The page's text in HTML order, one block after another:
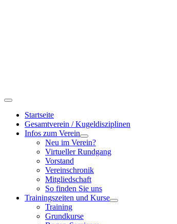
Startseite
Gesamtverein / Kugeldisziplinen
Infos zum Verein
Neu im Verein?
Virtueller Rundgang
Vorstand
Vereinschronik
Mitgliedschaft
So finden Sie uns
Trainingszeiten und Kurse
Training
Grundkurse